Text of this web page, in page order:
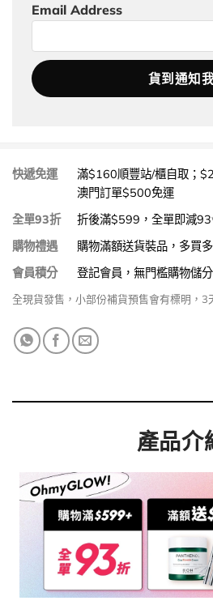
Email Address
快遞免運
滿$160順豐站/櫃自取；
澳門訂單$500免運
全單93折
折後滿$599，全單即減93
購物禮遇
購物滿額送貨裝品，多買
會員積分
登記會員，無門檻購物儲
全現貨發售，小部份補貨預售會有標明，3
產品介